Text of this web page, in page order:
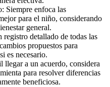
Siempre enfoca las
para el niño, considerando
general.
detallado de todas las
propuestos para
es necesario.
a un acuerdo, considera
para resolver diferencias
beneficiosa.